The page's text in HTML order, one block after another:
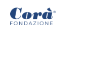
Salta